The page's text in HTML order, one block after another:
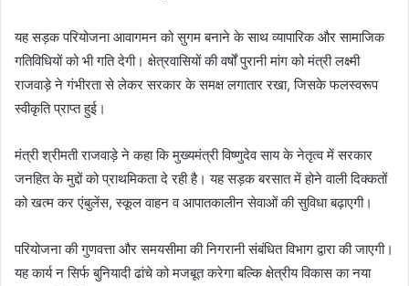
यह सड़क परियोजना आवागमन को सुगम बनाने के साथ व्यापारिक और सामाजिक
गतिविधियों को भी गति देगी। क्षेत्रवासियों की वर्षों पुरानी मांग को मंत्री लक्ष्मी
राजवाड़े ने गंभीरता से लेकर सरकार के समक्ष लगातार रखा, जिसके फलस्वरूप
स्वीकृति प्राप्त हुई।
मंत्री श्रीमती राजवाड़े ने कहा कि मुख्यमंत्री विष्णुदेव साय के नेतृत्व में सरकार
जनहित के मुद्दों को प्राथमिकता दे रही है। यह सड़क बरसात में होने वाली दिक्कतों
को खत्म कर एंबुलेंस, स्कूल वाहन व आपातकालीन सेवाओं की सुविधा बढ़ाएगी।
परियोजना की गुणवत्ता और समयसीमा की निगरानी संबंधित विभाग द्वारा की जाएगी।
यह कार्य न सिर्फ बुनियादी ढांचे को मजबूत करेगा बल्कि क्षेत्रीय विकास का नया